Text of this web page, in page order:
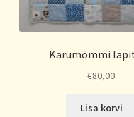
Karumõmmi
€80,00
Lisa korvi